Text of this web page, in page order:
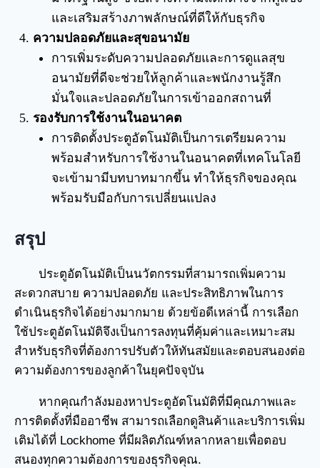
และเสริมสร้างภาพลักษณ์ที่ดีให้กับธุรกิจ
ความปลอดภัยและสุขอนามัย
การเพิ่มระดับความปลอดภัยและการดูแลสุข
อนามัยที่ดีจะช่วยให้ลูกค้าและพนักงานรู้สึก
มั่นใจและปลอดภัยในการเข้าออกสถานที่
รองรับการใช้งานในอนาคต
การติดตั้งประตูอัตโนมัติเป็นการเตรียมความ
พร้อมสำหรับการใช้งานในอนาคตที่เทคโนโลยี
จะเข้ามามีบทบาทมากขึ้น ทำให้ธุรกิจของคุณ
พร้อมรับมือกับการเปลี่ยนแปลง
สรุป
ประตูอัตโนมัติเป็นนวัตกรรมที่สามารถเพิ่มความ
สะดวกสบาย ความปลอดภัย และประสิทธิภาพในการ
ดำเนินธุรกิจได้อย่างมากมาย ด้วยข้อดีเหล่านี้ การเลือก
ใช้ประตูอัตโนมัติจึงเป็นการลงทุนที่คุ้มค่าและเหมาะสม
สำหรับธุรกิจที่ต้องการปรับตัวให้ทันสมัยและตอบสนองต่อ
ความต้องการของลูกค้าในยุคปัจจุบัน
หากคุณกำลังมองหาประตูอัตโนมัติที่มีคุณภาพและ
การติดตั้งที่มืออาชีพ สามารถเลือกดูสินค้าและบริการเพิ่ม
เติมได้ที่ Lockhome ที่มีผลิตภัณฑ์หลากหลายเพื่อตอบ
สนองทุกความต้องการของธุรกิจคุณ.